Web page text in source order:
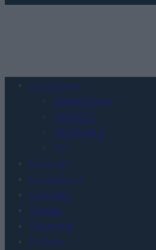
Urządzenia
SMARTFONY
TABLETY
WEARABLE
TV
Recenzje
Porównania
Co kupić
Porady
Promocje
FinTech